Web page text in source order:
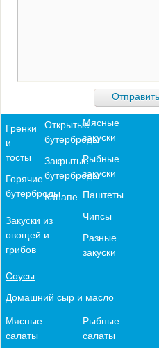
Гренки
и
тосты
Горячие
бутерброды
Открытые
бутерброды
Закрытые
бутерброды
Канапе
Закуски из
овощей и
грибов
Мясные
закуски
Рыбные
закуски
Паштеты
Чипсы
Разные
закуски
Соусы
Домашний сыр и масло
Мясные
салаты
Рыбные
салаты